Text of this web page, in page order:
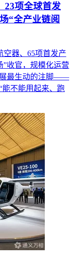
23项全球首发
“全产业链阅
空器、65项首发产
”收官，规模化运营
展最生动的注脚——
能不能用起来、跑